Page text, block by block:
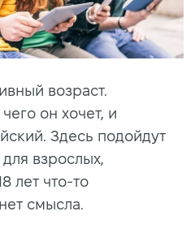
возраст.
он хочет, и
Здесь подойдут
взрослых,
лет что-то
смысла.